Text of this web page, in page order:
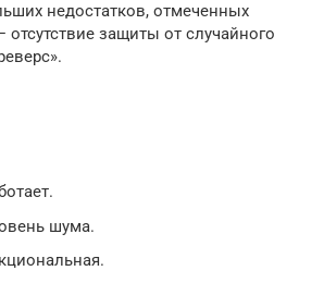
недостатков, отмеченных
защиты от случайного
шума.